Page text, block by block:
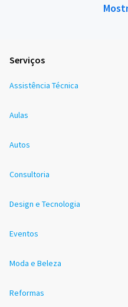
Serviços
Assistência Técnica
Aulas
Autos
Consultoria
Design e Tecnologia
Eventos
Moda e Beleza
Reformas